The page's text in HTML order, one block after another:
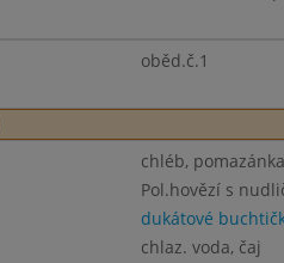
oběd.č.1
chléb,
Pol.hovězí s
dukátové
chlaz. voda, čaj